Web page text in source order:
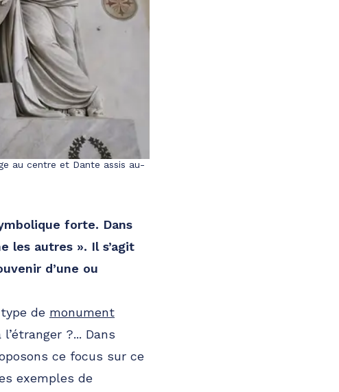
au centre et Dante assis au-
forte. Dans
les autres ». Il s’agit
d’une ou
de monument
?... Dans
ce focus sur ce
exemples de